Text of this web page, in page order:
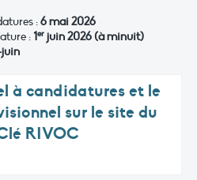
:6 mai 2026
:1er juin 2026 (à minuit)
à candidatures et le
sur le site du
RIVOC